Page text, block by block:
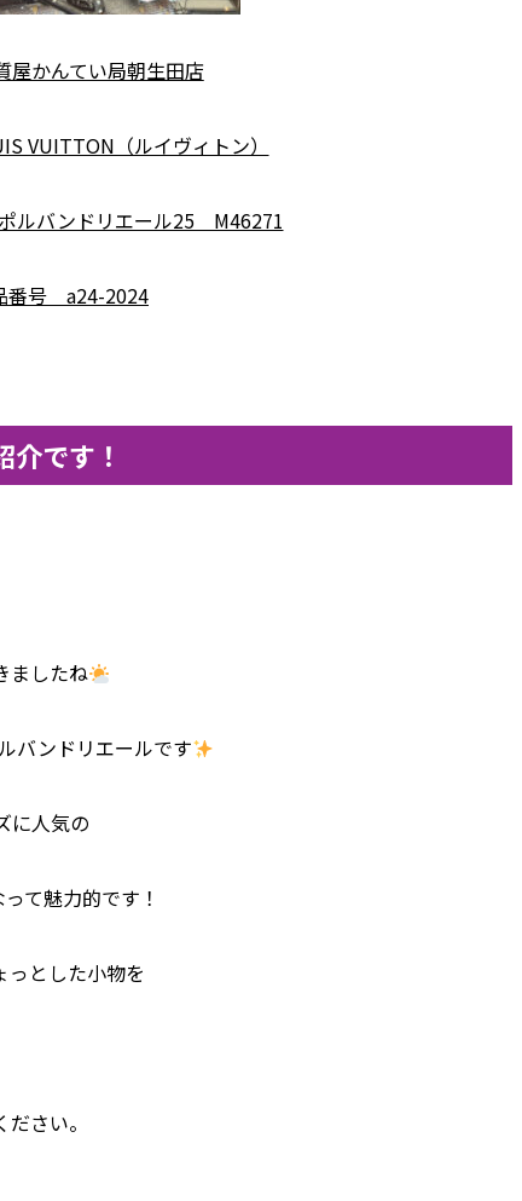
かんてい局朝生田店
VUITTON（ルイヴィトン）
ルバンドリエール25 M46271
番号 a24-2024
です！
ましたね
バンドリエールです
に人気の
て魅力的です！
っとした小物を
さい。